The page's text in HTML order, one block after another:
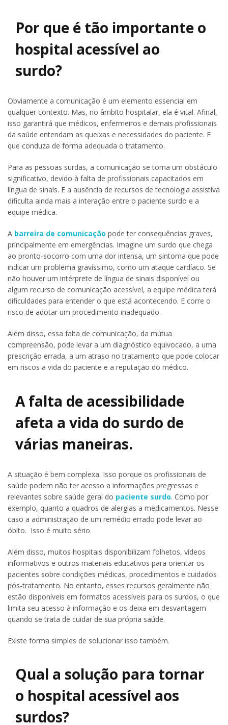
Por que é tão importante o
hospital acessível ao
surdo?
Obviamente a comunicação é um elemento essencial em
qualquer contexto. Mas, no âmbito hospitalar, ela é vital. Afinal,
isso garantirá que médicos, enfermeiros e demais profissionais
da saúde entendam as queixas e necessidades do paciente. E
que conduza de forma adequada o tratamento.
Para as pessoas surdas, a comunicação se torna um obstáculo
significativo, devido à falta de profissionais capacitados em
língua de sinais. E a ausência de recursos de tecnologia assistiva
dificulta ainda mais a interação entre o paciente surdo e a
equipe médica.
A barreira de comunicação pode ter consequências graves,
principalmente em emergências. Imagine um surdo que chega
ao pronto-socorro com uma dor intensa, um sintoma que pode
indicar um problema gravíssimo, como um ataque cardíaco. Se
não houver um intérprete de língua de sinais disponível ou
algum recurso de comunicação acessível, a equipe médica terá
dificuldades para entender o que está acontecendo. E corre o
risco de adotar um procedimento inadequado.
Além disso, essa falta de comunicação, da mútua
compreensão, pode levar a um diagnóstico equivocado, a uma
prescrição errada, a um atraso no tratamento que pode colocar
em riscos a vida do paciente e a reputação do médico.
A falta de acessibilidade
afeta a vida do surdo de
várias maneiras.
A situação é bem complexa. Isso porque os profissionais de
saúde podem não ter acesso a informações pregressas e
relevantes sobre saúde geral do paciente surdo. Como por
exemplo, quanto a quadros de alergias a medicamentos. Nesse
caso a administração de um remédio errado pode levar ao
óbito. Isso é muito sério.
Além disso, muitos hospitais disponibilizam folhetos, vídeos
informativos e outros materiais educativos para orientar os
pacientes sobre condições médicas, procedimentos e cuidados
pós-tratamento. No entanto, esses recursos geralmente não
estão disponíveis em formatos acessíveis para os surdos, o que
limita seu acesso à informação e os deixa em desvantagem
quando se trata de cuidar de sua própria saúde.
Existe forma simples de solucionar isso também.
Qual a solução para tornar
o hospital acessível aos
surdos?